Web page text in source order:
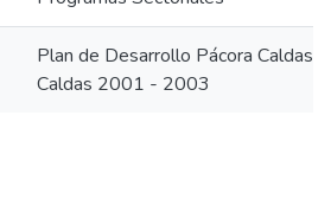
Plan de Desarrollo Pácora Caldas
Caldas 2001 - 2003